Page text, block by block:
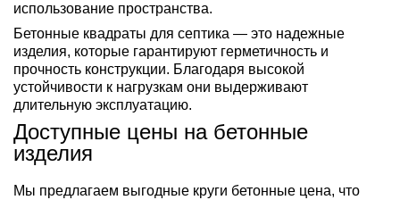
использование пространства.
Бетонные квадраты для септика — это надежные
изделия, которые гарантируют герметичность и
прочность конструкции. Благодаря высокой
устойчивости к нагрузкам они выдерживают
длительную эксплуатацию.
Доступные цены на бетонные
изделия
Мы предлагаем выгодные круги бетонные цена, что